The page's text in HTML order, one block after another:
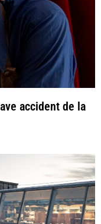
accident de la